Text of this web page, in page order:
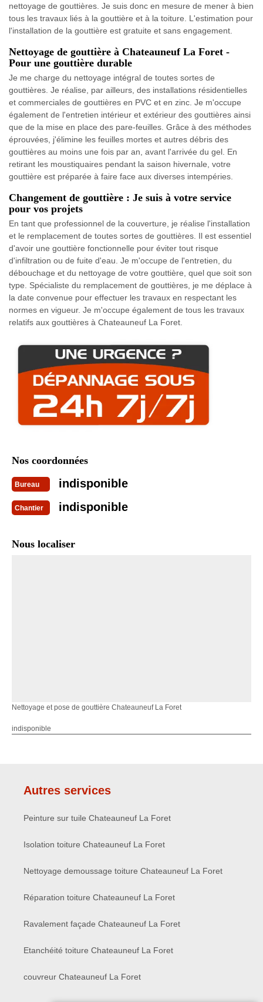
nettoyage de gouttières. Je suis donc en mesure de mener à bien
tous les travaux liés à la gouttière et à la toiture. L'estimation pour
l'installation de la gouttière est gratuite et sans engagement.
Nettoyage de gouttière à Chateauneuf La Foret -
Pour une gouttière durable
Je me charge du nettoyage intégral de toutes sortes de
gouttières. Je réalise, par ailleurs, des installations résidentielles
et commerciales de gouttières en PVC et en zinc. Je m'occupe
également de l'entretien intérieur et extérieur des gouttières ainsi
que de la mise en place des pare-feuilles. Grâce à des méthodes
éprouvées, j'élimine les feuilles mortes et autres débris des
gouttières au moins une fois par an, avant l'arrivée du gel. En
retirant les moustiquaires pendant la saison hivernale, votre
gouttière est préparée à faire face aux diverses intempéries.
Changement de gouttière : Je suis à votre service
pour vos projets
En tant que professionnel de la couverture, je réalise l'installation
et le remplacement de toutes sortes de gouttières. Il est essentiel
d'avoir une gouttière fonctionnelle pour éviter tout risque
d'infiltration ou de fuite d'eau. Je m'occupe de l'entretien, du
débouchage et du nettoyage de votre gouttière, quel que soit son
type. Spécialiste du remplacement de gouttières, je me déplace à
la date convenue pour effectuer les travaux en respectant les
normes en vigueur. Je m'occupe également de tous les travaux
relatifs aux gouttières à Chateauneuf La Foret.
Nos coordonnées
Bureau indisponible
Chantier indisponible
Nous localiser
Nettoyage et pose de gouttière Chateauneuf La Foret
indisponible
Autres services
Peinture sur tuile Chateauneuf La Foret
Isolation toiture Chateauneuf La Foret
Nettoyage demoussage toiture Chateauneuf La Foret
Réparation toiture Chateauneuf La Foret
Ravalement façade Chateauneuf La Foret
Etanchéité toiture Chateauneuf La Foret
couvreur Chateauneuf La Foret